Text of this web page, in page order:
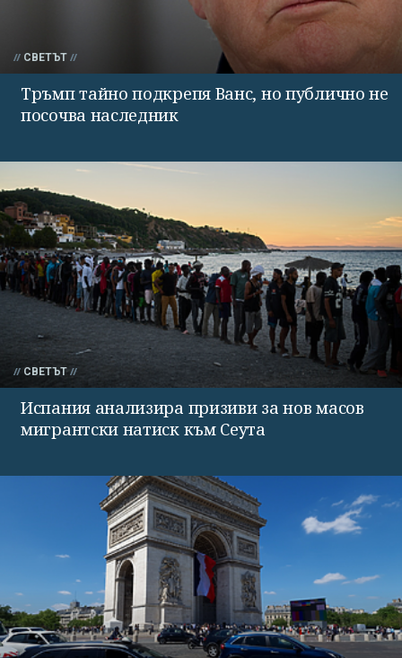
СВЕТЪТ
Тръмп тайно подкрепя Ванс, но публично не
посочва наследник
СВЕТЪТ
Испания анализира призиви за нов масов
мигрантски натиск към Сеута